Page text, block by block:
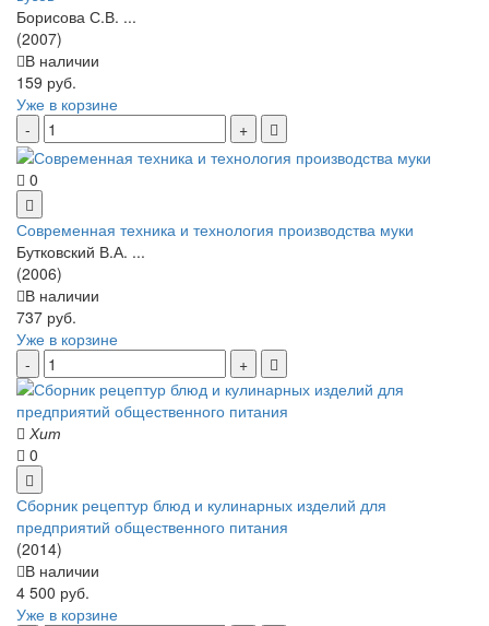
Борисова С.В. ...
(2007)
В наличии
159 руб.
Уже в корзине
0
Современная техника и технология производства муки
Бутковский В.А. ...
(2006)
В наличии
737 руб.
Уже в корзине
Хит
0
Сборник рецептур блюд и кулинарных изделий для
предприятий общественного питания
(2014)
В наличии
4 500 руб.
Уже в корзине